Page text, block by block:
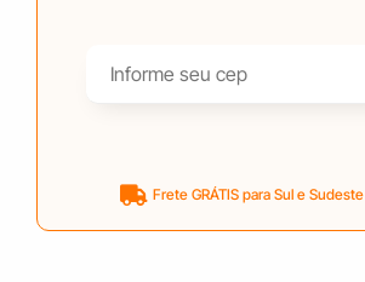
Frete GRÁTIS para Sul e Sudeste